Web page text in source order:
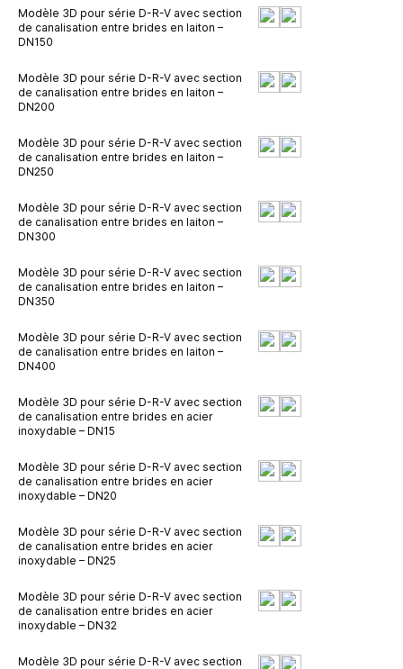
Modèle 3D pour série D-R-V avec section
de canalisation entre brides en laiton –
DN150
Modèle 3D pour série D-R-V avec section
de canalisation entre brides en laiton –
DN200
Modèle 3D pour série D-R-V avec section
de canalisation entre brides en laiton –
DN250
Modèle 3D pour série D-R-V avec section
de canalisation entre brides en laiton –
DN300
Modèle 3D pour série D-R-V avec section
de canalisation entre brides en laiton –
DN350
Modèle 3D pour série D-R-V avec section
de canalisation entre brides en laiton –
DN400
Modèle 3D pour série D-R-V avec section
de canalisation entre brides en acier
inoxydable – DN15
Modèle 3D pour série D-R-V avec section
de canalisation entre brides en acier
inoxydable – DN20
Modèle 3D pour série D-R-V avec section
de canalisation entre brides en acier
inoxydable – DN25
Modèle 3D pour série D-R-V avec section
de canalisation entre brides en acier
inoxydable – DN32
Modèle 3D pour série D-R-V avec section